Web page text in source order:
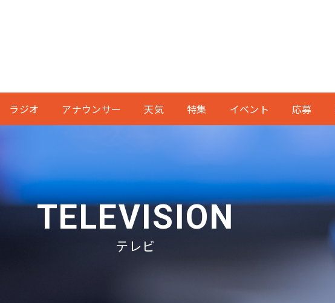
ラジオ アナウンサー 天気 特集 イベント 応募
TELEVISION
テレビ